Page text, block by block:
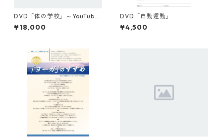
DVD「体の学校」～YouTube
バージョン～ 『楽に』＆『楽
しく』生きる秘訣！ シリーズ
¥18,000
DVD「自動運動」
¥4,500